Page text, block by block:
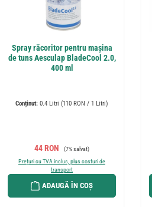
Spray răcoritor pentru mașina
de tuns Aesculap BladeCool 2.0,
400 ml
Conținut: 0.4 Litri (110 RON / 1 Litri)
Preț de vânzare:
44 RON Preț obișnuit:
(7% salvat)
Prețuri cu TVA inclus, plus costuri de
transport
ADAUGĂ ÎN COȘ